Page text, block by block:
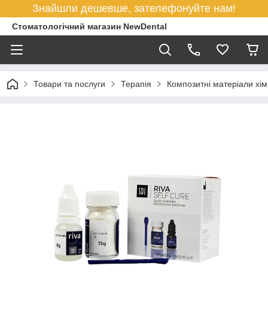
Знайшли дешевше, зателефонуйте нам!
Стоматологічний магазин NewDental
Товари та послуги Терапія Композитні матеріали